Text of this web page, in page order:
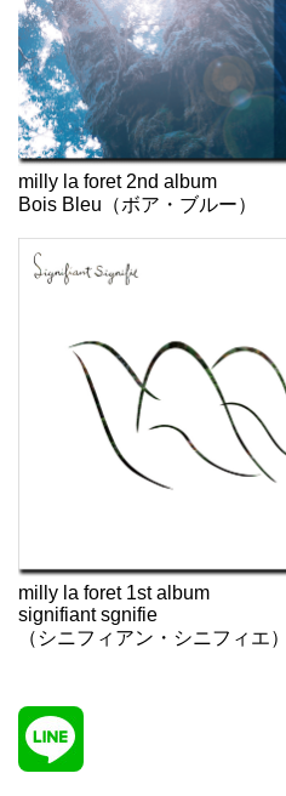
milly la foret 2nd album
Bois Bleu（ボア・ブルー）
milly la foret 1st album
signifiant sgnifie
（シニフィアン・シニフィエ）